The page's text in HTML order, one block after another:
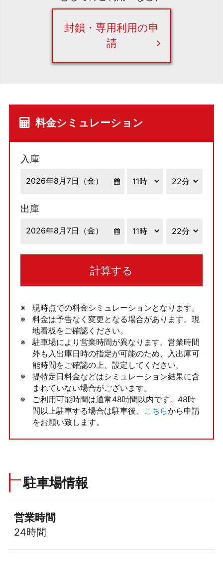
封鎖・専用利用の申
請
料金シミュレーション
入庫
出庫
計算する
現時点での料金シミュレーションとなります。
料金は予告なく変更となる場合があります。現
地看板をご確認ください。
駐車場により営業時間が異なります。営業時間
外も入出庫日時の指定が可能のため、入出庫可
能時間をご確認の上、設定してください。
提特定日料金などはシミュレーション結果に含
まれていない場合がございます。
ご利用可能時間は通常48時間以内です。48時
間以上駐車する場合は駐車後、
こちらから申請
をお願い致します。
駐車場情報
営業時間
24時間